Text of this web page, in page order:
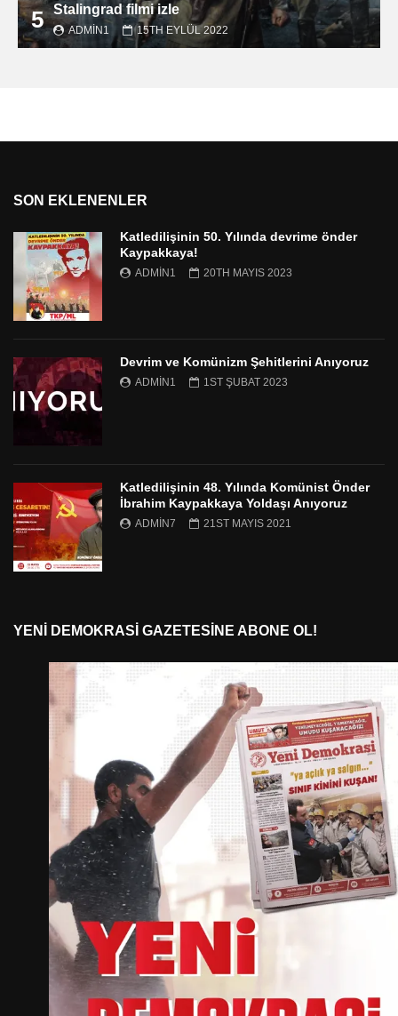
5 Stalingrad filmi izle
ADMIN1 15TH EYLÜL 2022
SON EKLENENLER
Katledilişinin 50. Yılında devrime önder
Kaypakkaya!
ADMIN1 20TH MAYIS 2023
Devrim ve Komünizm Şehitlerini Anıyoruz
ADMIN1 1ST ŞUBAT 2023
Katledilişinin 48. Yılında Komünist Önder
İbrahim Kaypakkaya Yoldaşı Anıyoruz
ADMIN7 21ST MAYIS 2021
YENI DEMOKRASI GAZETESINE ABONE OL!